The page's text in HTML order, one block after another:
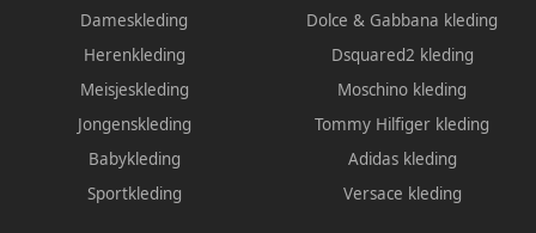
Dameskleding
Herenkleding
Meisjeskleding
Jongenskleding
Babykleding
Sportkleding
Dolce & Gabbana kleding
Dsquared2 kleding
Moschino kleding
Tommy Hilfiger kleding
Adidas kleding
Versace kleding